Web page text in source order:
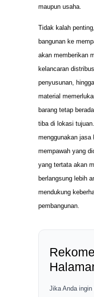
maupun usaha.
Tidak kalah
bangunan ke
akan memberikan
kelancaran
penyusunan,
material
barang tetap
tiba di lokasi
menggunakan jasa
mempawah yang
yang tertata akan
berlangsung lebih
mendukung
pembangunan.
Jika Anda